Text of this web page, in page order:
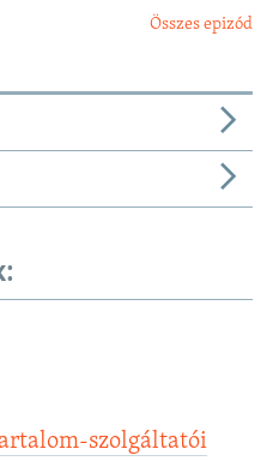
Összes epizód
szolgáltatói